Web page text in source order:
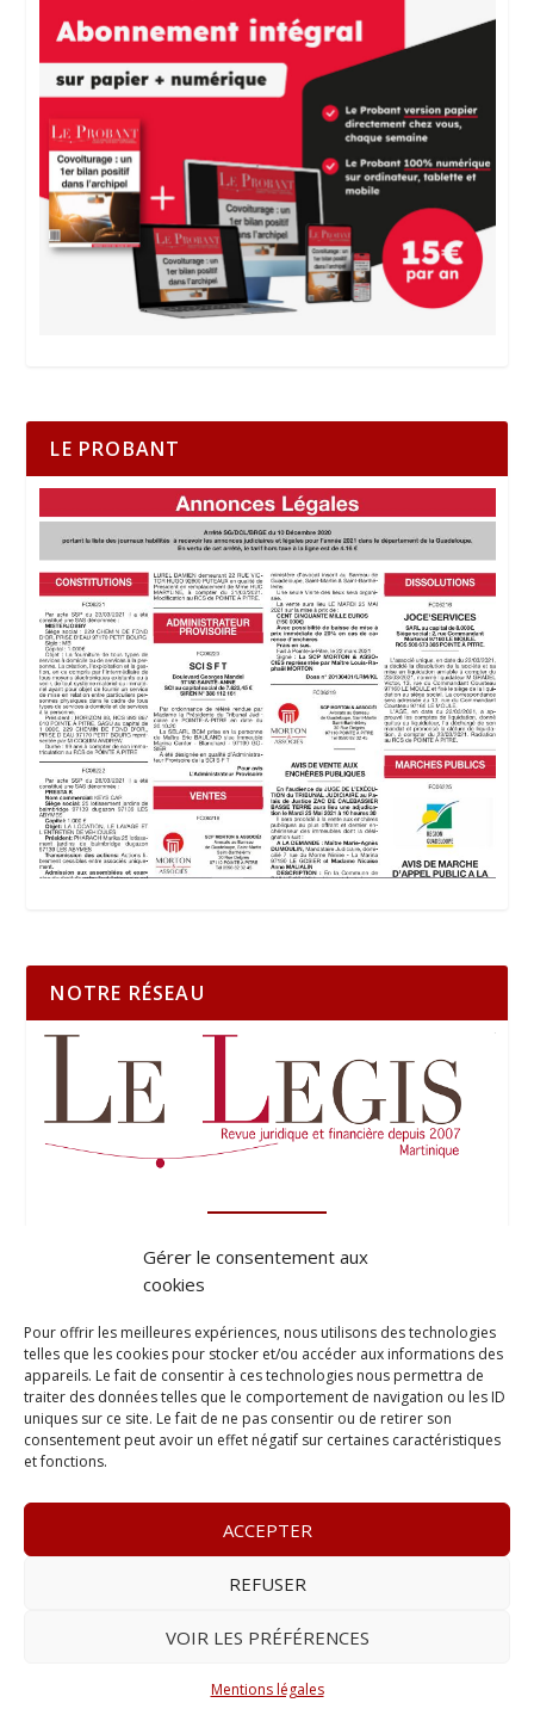
Gérer le consentement aux
cookies
Pour offrir les meilleures expériences, nous utilisons des technologies
telles que les cookies pour stocker et/ou accéder aux informations des
appareils. Le fait de consentir à ces technologies nous permettra de
traiter des données telles que le comportement de navigation ou les ID
uniques sur ce site. Le fait de ne pas consentir ou de retirer son
consentement peut avoir un effet négatif sur certaines caractéristiques
et fonctions.
ACCEPTER
REFUSER
VOIR LES PRÉFÉRENCES
Mentions légales
LE PROBANT
NOTRE RÉSEAU
– www.leprobant.fr –
contact@leprobant.fr–
Réalisé avec ❤ par l’Agence 4gency